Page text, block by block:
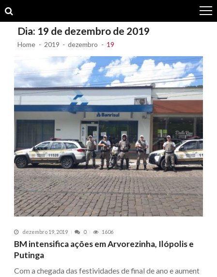
to
navigation
to
contentDia: 19 de dezembro de 2019
Home 2019 dezembro 19
dezembro 19, 2019 0 1606
BM intensifica ações em Arvorezinha, Ilópolis e
Putinga
Com a chegada das festividades de final de ano e aument